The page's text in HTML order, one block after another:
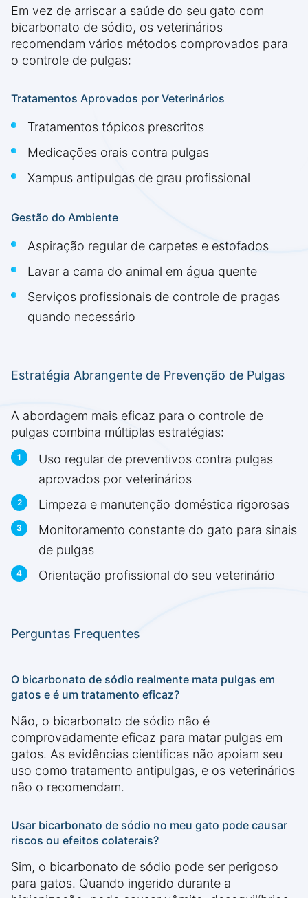
Em vez de arriscar a saúde do seu gato com
bicarbonato de sódio, os veterinários
recomendam vários métodos comprovados para
o controle de pulgas:
Tratamentos Aprovados por Veterinários
Tratamentos tópicos prescritos
Medicações orais contra pulgas
Xampus antipulgas de grau profissional
Gestão do Ambiente
Aspiração regular de carpetes e estofados
Lavar a cama do animal em água quente
Serviços profissionais de controle de pragas
quando necessário
Estratégia Abrangente de Prevenção de Pulgas
A abordagem mais eficaz para o controle de
pulgas combina múltiplas estratégias:
Uso regular de preventivos contra pulgas
aprovados por veterinários
Limpeza e manutenção doméstica rigorosas
Monitoramento constante do gato para sinais
de pulgas
Orientação profissional do seu veterinário
Perguntas Frequentes
O bicarbonato de sódio realmente mata pulgas em
gatos e é um tratamento eficaz?
Não, o bicarbonato de sódio não é
comprovadamente eficaz para matar pulgas em
gatos. As evidências científicas não apoiam seu
uso como tratamento antipulgas, e os veterinários
não o recomendam.
Usar bicarbonato de sódio no meu gato pode causar
riscos ou efeitos colaterais?
Sim, o bicarbonato de sódio pode ser perigoso
para gatos. Quando ingerido durante a